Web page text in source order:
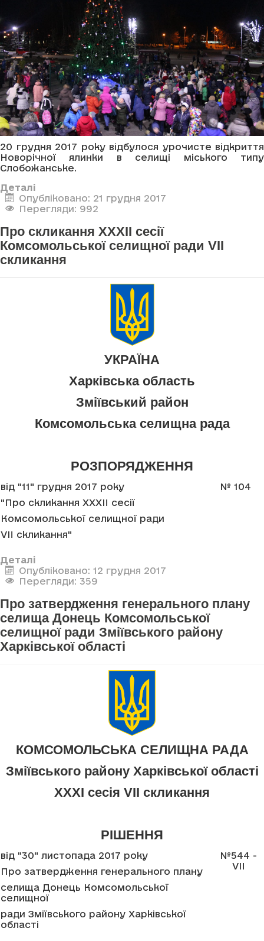
20 грудня 2017 року відбулося урочисте відкриття
Новорічної ялинки в селищі міського типу
Слобожанське.
Деталі
Опубліковано: 21 грудня 2017
Перегляди: 992
Про скликання XXXII сесії
Комсомольської селищної ради VII
скликання
УКРАЇНА
Харківська область
Зміївський район
Комсомольська селищна рада
РОЗПОРЯДЖЕННЯ
від "11" грудня 2017 року
"Про скликання XXXII сесії
Комсомольської селищної ради
VII скликання"
№ 104
Деталі
Опубліковано: 12 грудня 2017
Перегляди: 359
Про затвердження генерального плану
селища Донець Комсомольської
селищної ради Зміївського району
Харківської області
КОМСОМОЛЬСЬКА СЕЛИЩНА РАДА
Зміївського району Харківської області
XXXI сесія VII скликання
РІШЕННЯ
від "30" листопада 2017 року
Про затвердження генерального плану
селища Донець Комсомольської
селищної
ради Зміївського району Харківської
області
№544 -
VII